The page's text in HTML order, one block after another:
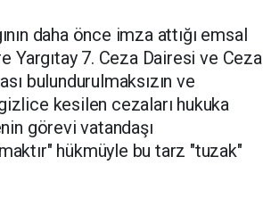
daha önce imza attığı emsal
Yargıtay 7. Ceza Dairesi ve Ceza
bulundurulmaksızın ve
kesilen cezaları hukuka
görevi vatandaşı
hükmüyle bu tarz "tuzak"